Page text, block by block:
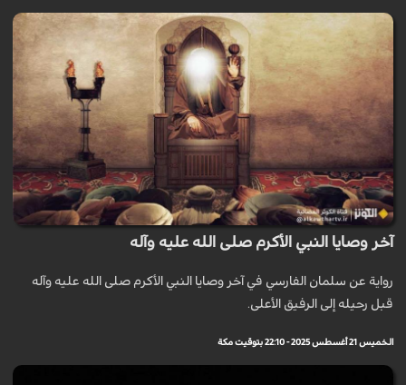
آخر وصايا النبي الأكرم صلى الله عليه وآله
رواية عن سلمان الفارسي في آخر وصايا النبي الأكرم صلى الله عليه وآله
قبل رحيله إلى الرفيق الأعلى.
الخميس 21 أغسطس 2025 - 22:10 بتوقيت مكة